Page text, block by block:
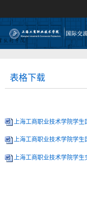
表格下载
上海工商职业技术学院学
上海工商职业技术学院学生
上海工商职业技术学院学生